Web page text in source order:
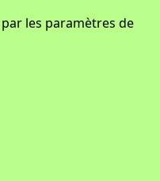
les paramètres de